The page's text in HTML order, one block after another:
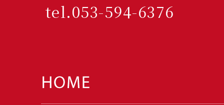
tel.053-594-6376